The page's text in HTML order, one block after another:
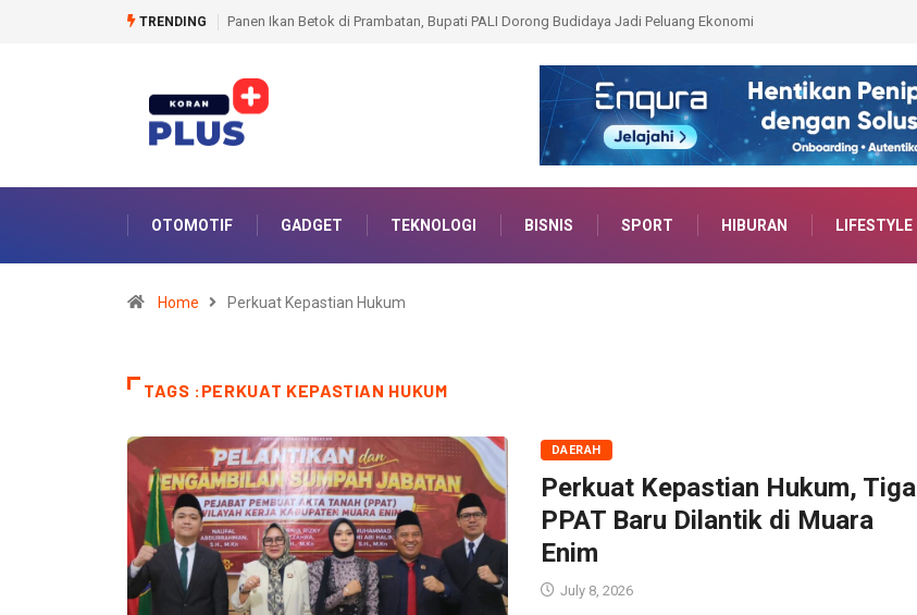
TRENDING
PALI Dorong Budidaya Jadi Peluang EkonomiDihadapan DPRD, Plt Bupati Muara Enim Jawab Catatan 9 Fraksi
OTOMOTIF GADGET TEKNOLOGI BISNIS SPORT HIBURAN LIFESTYLE
Home Perkuat Kepastian Hukum
TAGS :PERKUAT KEPASTIAN HUKUM
DAERAH
Perkuat Kepastian Hukum, Tiga
PPAT Baru Dilantik di Muara
Enim
July 8, 2026